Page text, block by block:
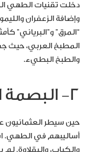
دخلت تقنيات الطهي
وإضافة الزعفران
“المرق” و”البرياني”
المطبخ العربي، حيث
والطبخ البطيء.
٢- البصمة العثمانية
حين سيطر العثمانيون
أساليبهم في الطهي.
والكباب، والبقلاوة.